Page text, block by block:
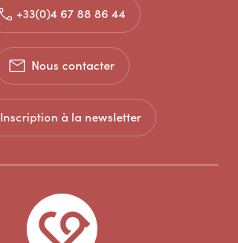
+33(0)4 67 88 86 44
Nous contacter
Inscription à la newsletter